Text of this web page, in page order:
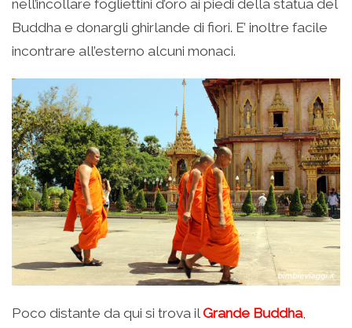
nell’incollare fogliettini d’oro ai piedi della statua del
Buddha e donargli ghirlande di fiori. E’ inoltre facile
incontrare all’esterno alcuni monaci.
Poco distante da qui si trova ilGrande Buddha,